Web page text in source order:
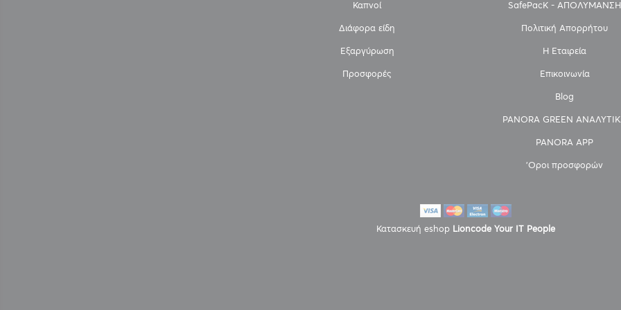
Καπνοί
Διάφορα είδη
Εξαργύρωση
Προσφορές
SafePacK - ΑΠΟΛΥΜΑΝΣΗ
Πολιτική Απορρήτου
Η Εταιρεία
Επικοινωνία
Blog
PANORA GREEN
PANORA APP
'Οροι προσφορών
Κατασκευή eshop Lioncode Your IT People